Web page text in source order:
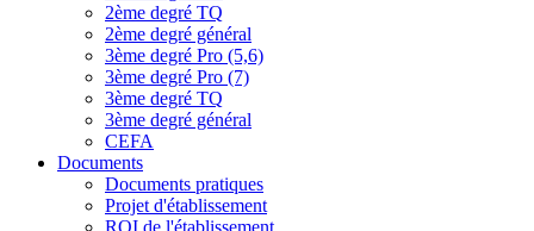
2ème degré TQ
2ème degré général
3ème degré Pro (5,6)
3ème degré Pro (7)
3ème degré TQ
3ème degré général
CEFA
Documents
Documents pratiques
Projet d'établissement
ROI de l'établissement